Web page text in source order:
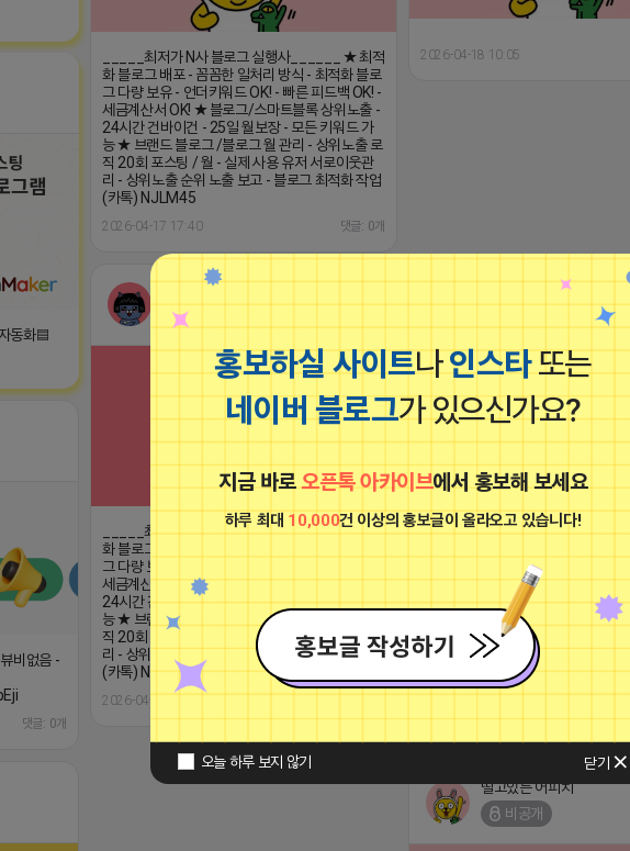
홍보하실 사이트나인스타또는
네이버 블로그가 있으신가요?
지금 바로오픈톡 아카이브에서 홍보해 보세요
하루 최대 10,000건 이상의 홍보글이 올라오고 있습니다!
오늘 하루 보지 않기 닫기
2026-04-18 10:05
_____최저가 N사 블로그 실행사______ ★ 최적
화 블로그 배포 - 꼼꼼한 일처리 방식 - 최적화 블로
그 다량 보유 - 언더키워드 OK! - 빠른 피드백 OK! -
세금계산서 OK! ★ 블로그/스마트블록 상위노출 -
24시간 건바이건 - 25일 월보장 - 모든 키워드 가
능 ★ 브랜드 블로그 /블로그 월 관리 - 상위노출 로
직 20회 포스팅 / 월 - 실제 사용 유저 서로이웃관
리 - 상위노출 순위 노출 보고 - 블로그 최적화 작업
(카톡) NJLM45
2026-04-17 17:40 댓글: 0개
동화▤
떨고있는 어피치
비공개
_____최저가 N사 블로그 실행사______ ★ 최적
화 블로그 배포 - 꼼꼼한 일처리 방식 - 최적화 블로
그 다량 보유 - 언더키워드 OK! - 빠른 피드백 OK! -
세금계산서 OK! ★ 블로그/스마트블록 상위노출 -
24시간 건바이건 - 25일 월보장 - 모든 키워드 가
능 ★ 브랜드 블로그 /블로그 월 관리 - 상위노출 로
직 20회 포스팅 / 월 - 실제 사용 유저 서로이웃관
리 - 상위노출 순위 노출 보고 - 블로그 최적화 작업
(카톡) NJLM45
2026-04-17 15:33
비없음 -
댓글: 0개
떨고있는 어피치
비공개